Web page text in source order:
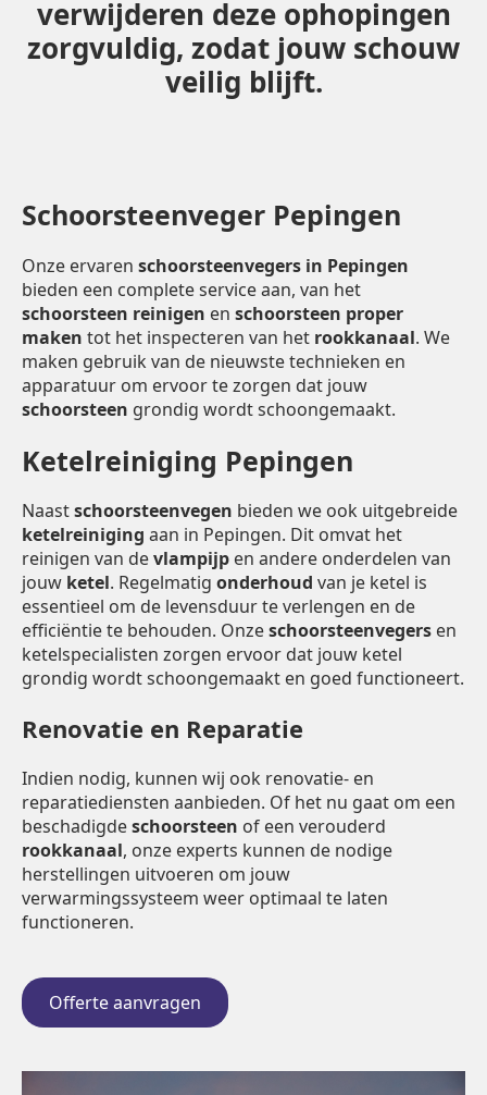
verwijderen deze ophopingen
zorgvuldig, zodat jouw schouw
veilig blijft.
Schoorsteenveger Pepingen
Onze ervaren schoorsteenvegers in Pepingen
bieden een complete service aan, van het
schoorsteen reinigen en schoorsteen proper
maken tot het inspecteren van het rookkanaal. We
maken gebruik van de nieuwste technieken en
apparatuur om ervoor te zorgen dat jouw
schoorsteen grondig wordt schoongemaakt.
Ketelreiniging Pepingen
Naastschoorsteenvegen bieden we ook uitgebreide
ketelreiniging aan in Pepingen. Dit omvat het
reinigen van devlampijp en andere onderdelen van
jouw ketel. Regelmatig onderhoud van je ketel is
essentieel om de levensduur te verlengen en de
efficiëntie te behouden. Onzeschoorsteenvegers en
ketelspecialisten zorgen ervoor dat jouw ketel
grondig wordt schoongemaakt en goed functioneert.
Renovatie en Reparatie
Indien nodig, kunnen wij ook renovatie- en
reparatiediensten aanbieden. Of het nu gaat om een
beschadigdeschoorsteen of een verouderd
rookkanaal, onze experts kunnen de nodige
herstellingen uitvoeren om jouw
verwarmingssysteem weer optimaal te laten
functioneren.
Offerte aanvragen